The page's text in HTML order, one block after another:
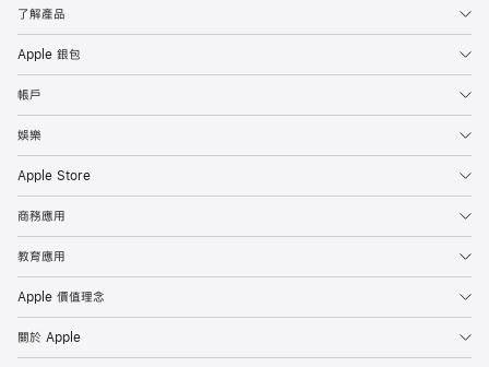
了解產品
Apple 銀包
帳戶
娛樂
Apple Store
商務應用
教育應用
Apple 價值理念
關於 Apple